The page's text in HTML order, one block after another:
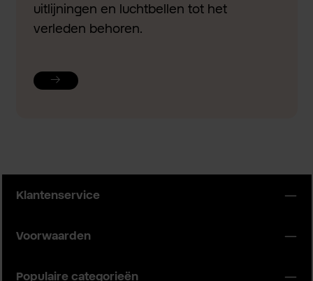
uitlijningen en luchtbellen tot het
verleden behoren.
Klantenservice
Voorwaarden
Populaire categorieën